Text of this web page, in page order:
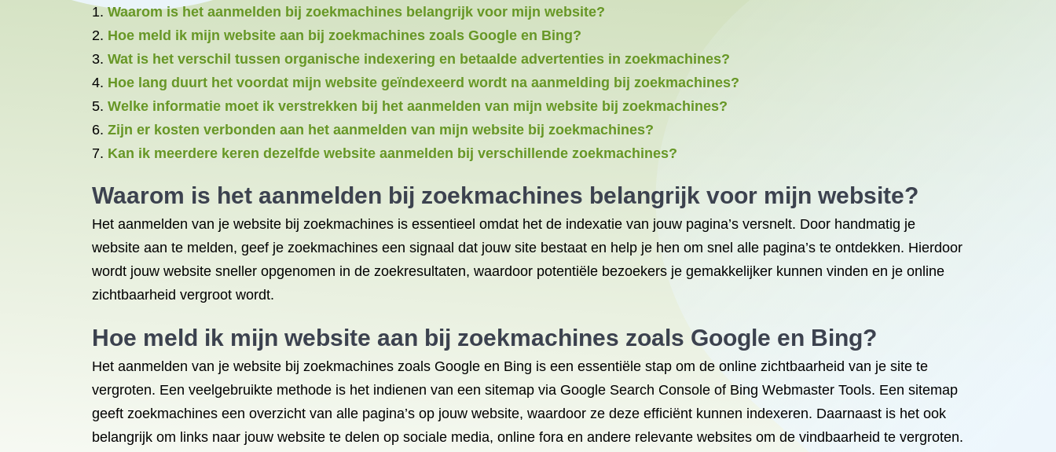
Waarom is het aanmelden bij zoekmachines belangrijk voor mijn website?
Hoe meld ik mijn website aan bij zoekmachines zoals Google en Bing?
Wat is het verschil tussen organische indexering en betaalde advertenties in zoekmachines?
Hoe lang duurt het voordat mijn website geïndexeerd wordt na aanmelding bij zoekmachines?
Welke informatie moet ik verstrekken bij het aanmelden van mijn website bij zoekmachines?
Zijn er kosten verbonden aan het aanmelden van mijn website bij zoekmachines?
Kan ik meerdere keren dezelfde website aanmelden bij verschillende zoekmachines?
Waarom is het aanmelden bij zoekmachines belangrijk voor mijn website?
Het aanmelden van je website bij zoekmachines is essentieel omdat het de indexatie van jouw pagina’s versnelt. Door handmatig je
website aan te melden, geef je zoekmachines een signaal dat jouw site bestaat en help je hen om snel alle pagina’s te ontdekken. Hierdoor
wordt jouw website sneller opgenomen in de zoekresultaten, waardoor potentiële bezoekers je gemakkelijker kunnen vinden en je online
zichtbaarheid vergroot wordt.
Hoe meld ik mijn website aan bij zoekmachines zoals Google en Bing?
Het aanmelden van je website bij zoekmachines zoals Google en Bing is een essentiële stap om de online zichtbaarheid van je site te
vergroten. Een veelgebruikte methode is het indienen van een sitemap via Google Search Console of Bing Webmaster Tools. Een sitemap
geeft zoekmachines een overzicht van alle pagina’s op jouw website, waardoor ze deze efficiënt kunnen indexeren. Daarnaast is het ook
belangrijk om links naar jouw website te delen op sociale media, online fora en andere relevante websites om de vindbaarheid te vergroten.